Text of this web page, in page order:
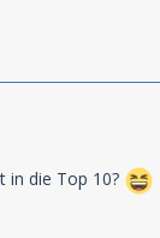
in die Top 10?